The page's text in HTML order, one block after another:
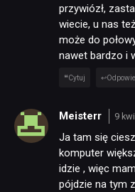
przywiózł,
wiecie, u nas
może do
nawet bardzo i
Cytuj
Meisterr 9
Ja tam się
komputer
idzie , więc
pójdzie na tym